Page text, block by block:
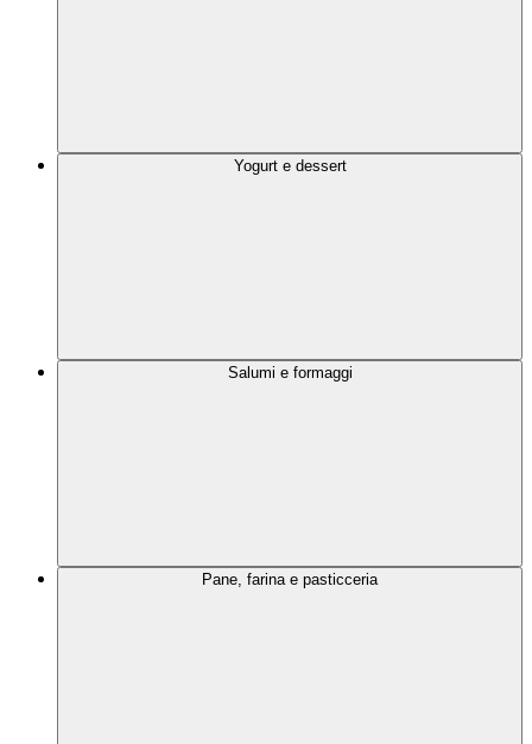
Yogurt e dessert
Salumi e formaggi
Pane, farina e pasticceria